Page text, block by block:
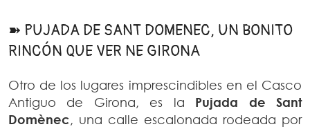
➽ PUJADA DE SANT DOMENEC, UN BONITO
RINCÓN QUE VER NE GIRONA
Otro de los lugares imprescindibles en el Casco
Antiguo de Girona, es la Pujada de Sant
Domènec, una calle escalonada rodeada por